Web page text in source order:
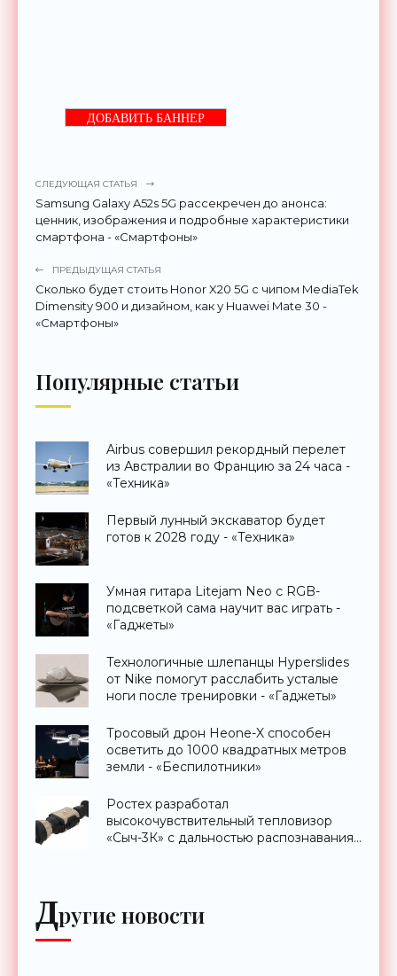
ДОБАВИТЬ БАННЕР
СЛЕДУЮЩАЯ СТАТЬЯ
Samsung Galaxy A52s 5G рассекречен до анонса:
ценник, изображения и подробные характеристики
смартфона - «Смартфоны»
ПРЕДЫДУЩАЯ СТАТЬЯ
Сколько будет стоить Honor X20 5G с чипом MediaTek
Dimensity 900 и дизайном, как у Huawei Mate 30 -
«Смартфоны»
Популярные статьи
Airbus совершил рекордный перелет
из Австралии во Францию за 24 часа -
«Техника»
Первый лунный экскаватор будет
готов к 2028 году - «Техника»
Умная гитара Litejam Neo с RGB-
подсветкой сама научит вас играть -
«Гаджеты»
Технологичные шлепанцы Hyperslides
от Nike помогут расслабить усталые
ноги после тренировки - «Гаджеты»
Тросовый дрон Heone-X способен
осветить до 1000 квадратных метров
земли - «Беспилотники»
Ростех разработал
высокочувствительный тепловизор
«Сыч-3К» с дальностью распознавания
Другие новости